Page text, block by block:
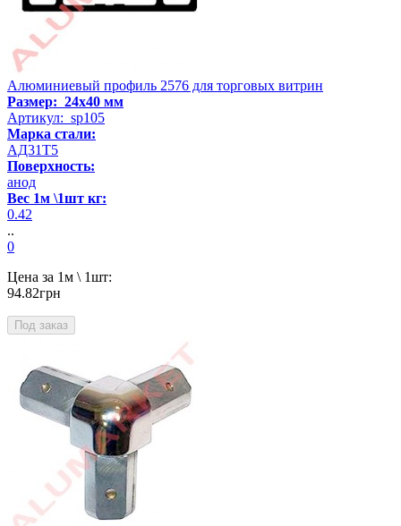
Алюминиевый профиль 2576 для торговых витрин
Размер: 24x40 мм
Артикул: sp105
Марка стали:
АД31Т5
Поверхность:
анод
Вес 1м \1шт кг:
0.42
..
0
Цена за 1м \ 1шт:
94.82грн
Под заказ